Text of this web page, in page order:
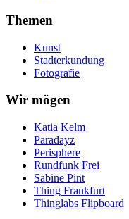
Themen
Kunst
Stadterkundung
Fotografie
Wir mögen
Katia Kelm
Paradayz
Perisphere
Rundfunk Frei
Sabine Pint
Thing Frankfurt
Thinglabs Flipboard